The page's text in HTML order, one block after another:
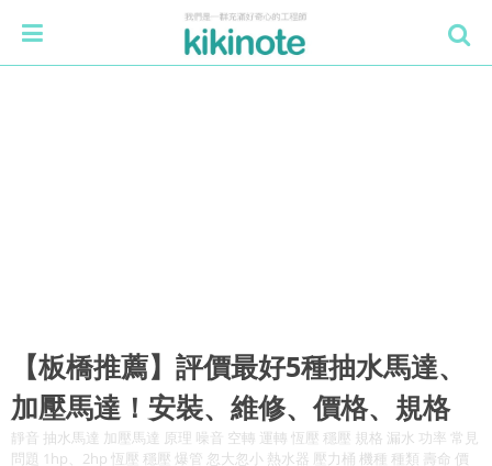
【板橋推薦】評價最好5種抽水馬達、
加壓馬達！安裝、維修、價格、規格
靜音 抽水馬達 加壓馬達 原理 噪音 空轉 運轉 恆壓 穩壓 規格 漏水 功率 常見
問題 1hp、2hp 恆壓 穩壓 爆管 忽大忽小 熱水器 壓力桶 機種 種類 壽命 價